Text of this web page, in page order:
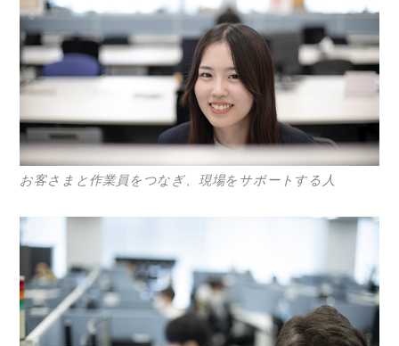
お客さまと作業員をつなぎ、現場をサポートする人